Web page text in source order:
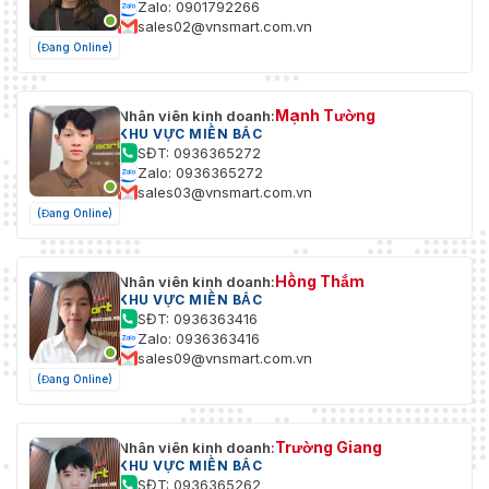
động; Can thiệp video; Xâm nhập;
Vượt rào; Thay đổi cảnh vật; Phát
- S: Không có thẻ SD; Thẻ SD
đầy; Lỗi thẻ SD; Cảnh báo tuổi
thọ (chỉ hỗ trợ thẻ Dahua); Mất
kết nối mạng; Mâu thuẫn IP; Truy
cập trái phép; Phát hiện chuyển
SMD; Lỗi an toàn.
Mạng
Cổng mạng RJ-45 (10/100 Base-T)
IPv4; IPv6; HTTP; TCP; UDP; ARP;
RTP; RTSP; RTCP; RTMP; SMTP;
(Đang Online)
Zalo: 0901792266
sales02@vnsmart.com.vn
(Đang Online)
Nhân viên kinh doanh:Mạnh Tường
KHU VỰC MIỀN BẮC
SĐT: 0936365272
Zalo: 0936365272
sales03@vnsmart.com.vn
(Đang Online)
Nhân viên kinh doanh:Hồng Thắm
KHU VỰC MIỀN BẮC
SĐT: 0936363416
Zalo: 0936363416
sales09@vnsmart.com.vn
Nhân viên kinh doanh:Trường Giang
KHU VỰC MIỀN BẮC
SĐT: 0936365262